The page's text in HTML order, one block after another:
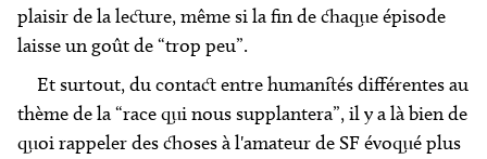
plaisir de la lecture, même si la fin de chaque épisode
laisse un goût de “trop peu”.
Et surtout, du contact entre humanités différentes au
thème de la “race qui nous supplantera”, il y a là bien de
quoi rappeler des choses à l'amateur de SF évoqué plus